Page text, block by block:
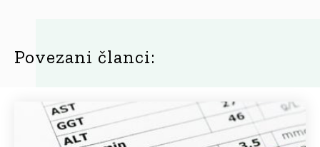
Povezani članci: